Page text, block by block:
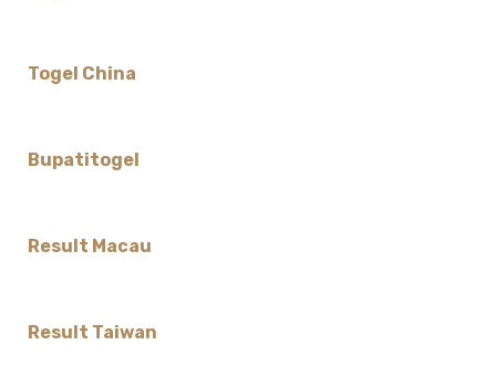
Togel China
Bupatitogel
Result Macau
Result Taiwan